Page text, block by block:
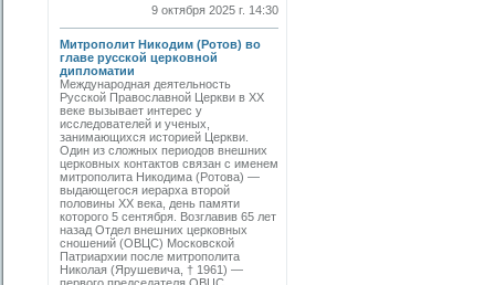
9 октября 2025 г. 14:30
Митрополит Никодим (Ротов) во
главе русской церковной
дипломатии
Международная деятельность
Русской Православной Церкви в ХХ
веке вызывает интерес у
исследователей и ученых,
занимающихся историей Церкви.
Один из сложных периодов внешних
церковных контактов связан с именем
митрополита Никодима (Ротова) —
выдающегося иерарха второй
половины ХХ века, день памяти
которого 5 сентября. Возглавив 65 лет
назад Отдел внешних церковных
сношений (ОВЦС) Московской
Патриархии после митрополита
Николая (Ярушевича, † 1961) —